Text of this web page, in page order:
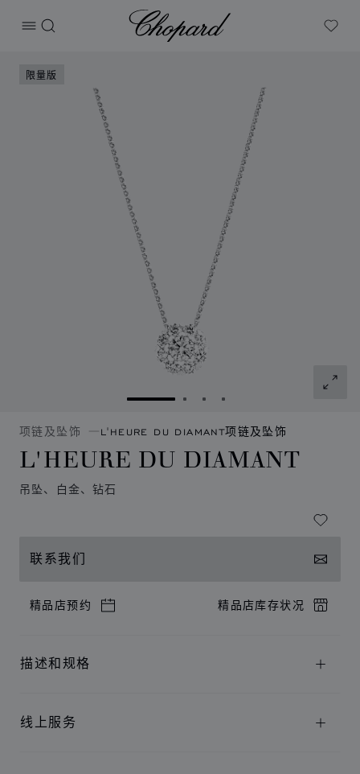
打开菜单
搜索
Chopard
My
转到幻灯片 1转到幻灯片 2
转到幻灯片 3
转到幻灯片 4
限量版
项链及坠饰 L'HEURE DU DIAMANT项链及坠饰
L'HEURE DU DIAMANT
吊坠、白金、钻石
联系我们
精品店预约 精品店库存状况
描述和规格
线上服务